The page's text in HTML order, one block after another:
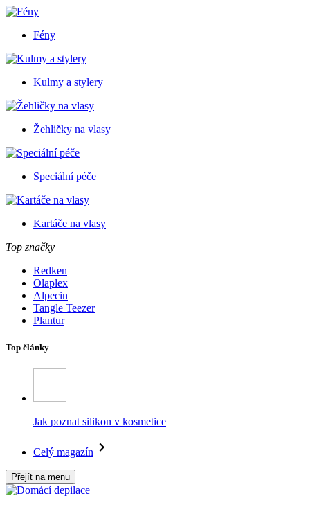
Fény
Kulmy a stylery
Žehličky na vlasy
Speciální péče
Kartáče na vlasy
Top značky
Redken
Olaplex
Alpecin
Tangle Teezer
Plantur
Top články
Jak poznat silikon v kosmetice
Celý magazín
Přejít na menu